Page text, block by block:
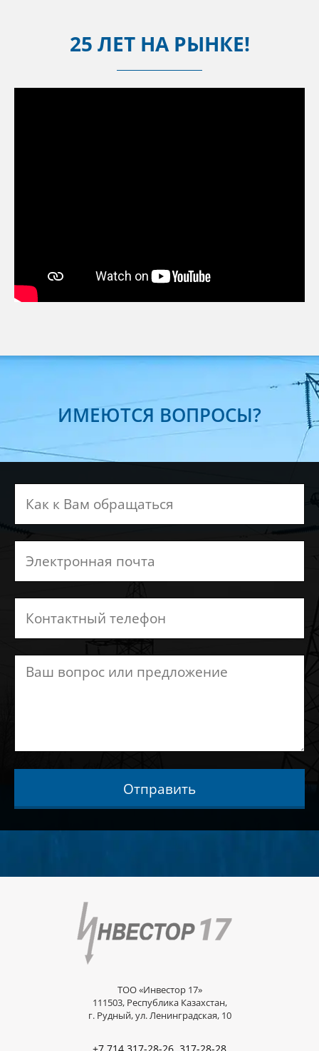
25 ЛЕТ НА РЫНКЕ!
ИМЕЮТСЯ ВОПРОСЫ?
Отправить
ТОО «Инвестор 17»
111503, Республика Казахстан,
г. Рудный, ул. Ленинградская, 10